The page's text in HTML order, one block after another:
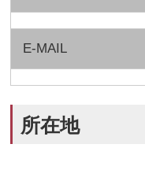
E-MAIL
所在地